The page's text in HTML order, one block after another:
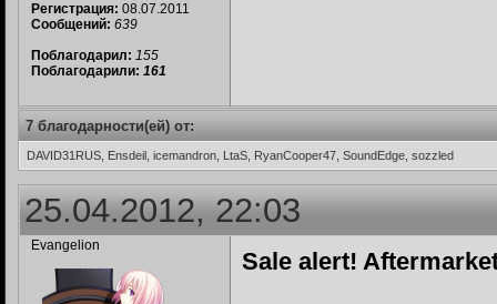
Регистрация: 08.07.2011
Сообщений: 639
Поблагодарил: 155
Поблагодарили: 161
7 благодарности(ей) от:
DAVID31RUS, Ensdeil, icemandron, LtaS, RyanCooper47, SoundEdge, sozzled
25.04.2012, 22:03
Evangelion
Sale alert!